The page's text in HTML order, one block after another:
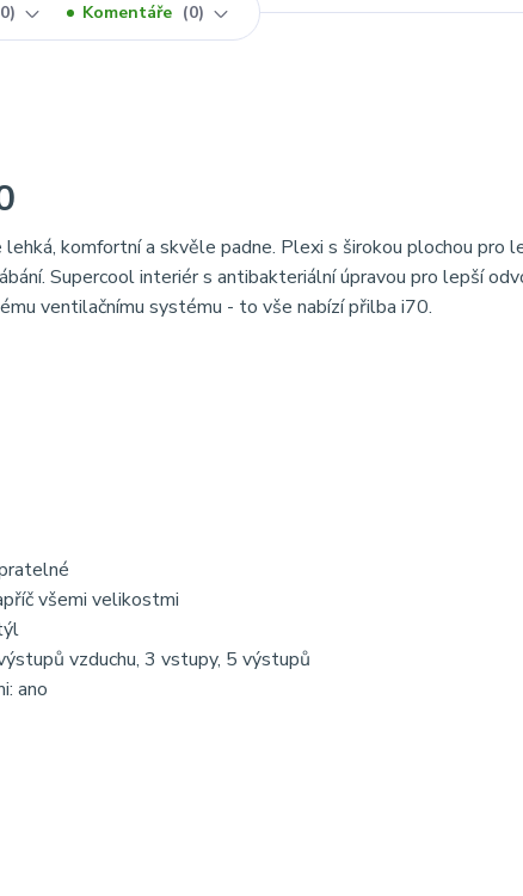
0 Komentáře 0
komfortní a skvěle padne. Plexi s širokou plochou pro
Supercool interiér s antibakteriální úpravou pro lepší
ventilačnímu systému - to vše nabízí přilba i70.
všemi velikostmi
vzduchu, 3 vstupy, 5 výstupů
ano